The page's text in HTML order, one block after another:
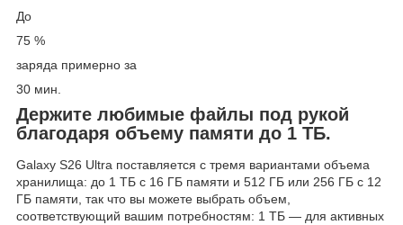
До
75 %
заряда примерно за
30 мин.
Держите любимые файлы под рукой
благодаря объему памяти до 1 ТБ.
Galaxy S26 Ultra поставляется с тремя вариантами объема
хранилища: до 1 ТБ с 16 ГБ памяти и 512 ГБ или 256 ГБ с 12
ГБ памяти, так что вы можете выбрать объем,
соответствующий вашим потребностям: 1 ТБ — для активных